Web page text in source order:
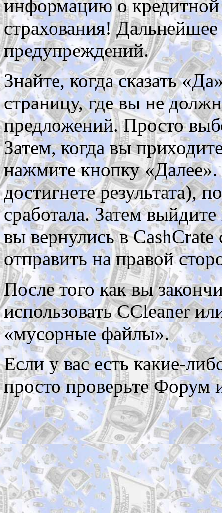
информацию о кредитной
страхования! Дальнейшее
предупреждений.
Знайте, когда сказать
страницу, где вы не
предложений. Просто
Затем, когда вы
нажмите кнопку
достигнете результата),
сработала. Затем
вы вернулись в
отправить на правой
После того как вы
использовать CCleaner
«мусорные файлы».
Если у вас есть какие-
просто проверьте Форум